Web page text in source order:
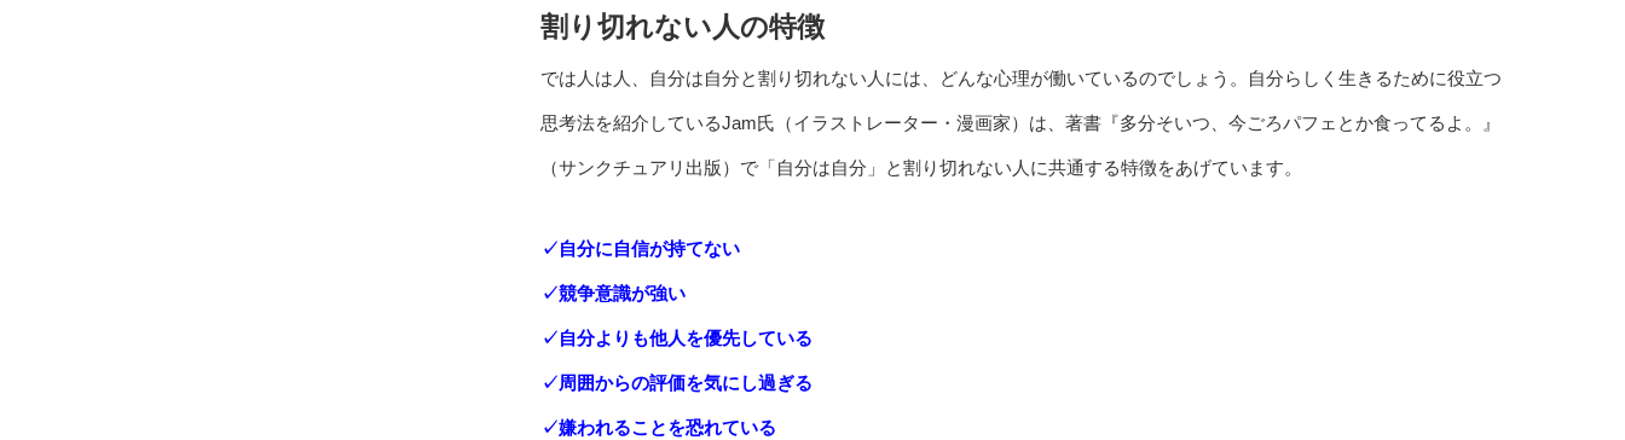
割り切れない人の特徴
では人は人、自分は自分と割り切れない人には、どんな心理が働いているのでしょう。自分らしく生きるために役立つ
思考法を紹介しているJam氏（イラストレーター・漫画家）は、著書『多分そいつ、今ごろパフェとか食ってるよ。』
（サンクチュアリ出版）で「自分は自分」と割り切れない人に共通する特徴をあげています。
✓自分に自信が持てない
✓競争意識が強い
✓自分よりも他人を優先している
✓周囲からの評価を気にし過ぎる
✓嫌われることを恐れている